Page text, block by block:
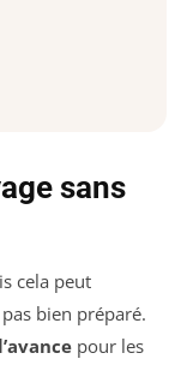
sans
cela peut
bien préparé.
pour les